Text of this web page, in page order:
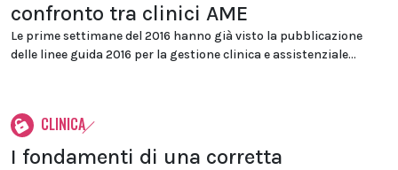
confronto tra clinici AME
Le prime settimane del 2016 hanno già visto la pubblicazione
delle linee guida 2016 per la gestione clinica e assistenziale...
CLINICA
I fondamenti di una corretta